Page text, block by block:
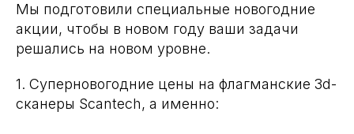
Мы подготовили специальные новогодние
акции, чтобы в новом году ваши задачи
решались на новом уровне.
1. Суперновогодние цены на флагманские 3d-
сканеры Scantech, а именно: